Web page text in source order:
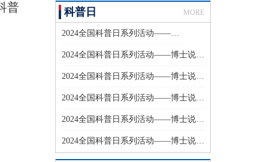
科普日 MORE
2024全国科普日系列活动——博士说科普（六）
2024全国科普日系列活动——博士说科普（五）
2024全国科普日系列活动——博士说科普（四）
2024全国科普日系列活动——博士说科普（三）
2024全国科普日系列活动——博士说科普（二）
2024全国科普日系列活动——博士说科普（一）
普